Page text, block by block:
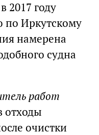
2017 году
по Иркутскому
намерена
судна
работ
отходы
очистки